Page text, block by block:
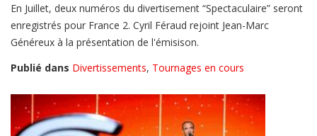
En Juillet, deux numéros du divertisement “Spectaculaire” seront
enregistrés pour France 2. Cyril Féraud rejoint Jean-Marc
Généreux à la présentation de l'émisison.
Publié dans Divertissements, Tournages en cours